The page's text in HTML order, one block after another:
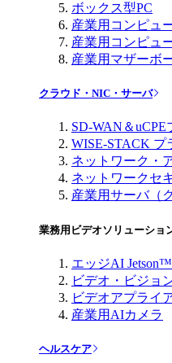
ボックス型PC
産業用コンピュ
産業用コンピュ
産業用マザーボ
クラウド・NIC・サーバ
SD-WAN＆
WISE-STACK プ
ネットワーク・
ネットワークセ
産業用サーバ（
業務用ビデオソリューショ
エッジAI
ビデオ・ビジョ
ビデオアプライ
産業用AIカメラ
ヘルスケア